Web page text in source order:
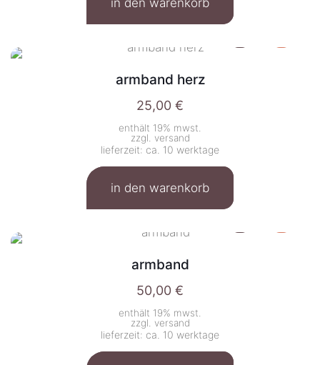
in den warenkorb
armband herz
25,00 €
enthält 19% mwst.
zzgl. versand
lieferzeit: ca. 10 werktage
in den warenkorb
armband
50,00 €
enthält 19% mwst.
zzgl. versand
lieferzeit: ca. 10 werktage